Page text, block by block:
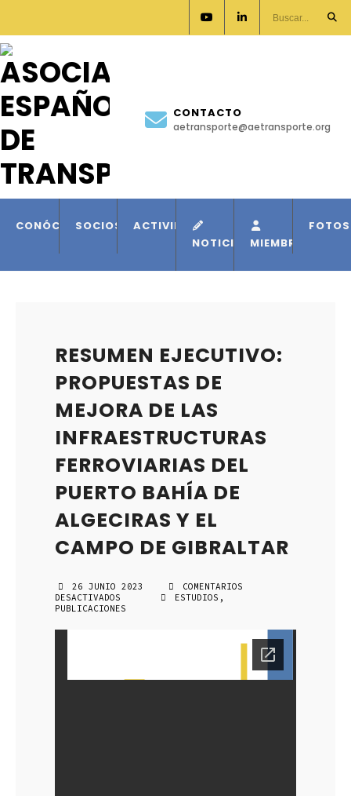
CONTACTO
aetransporte@aetransporte.org
CONÓCENOSSOCIOS
ACTIVIDADES
NOTICIAS MIEMBROS
FOTOS
RESUMEN EJECUTIVO:
PROPUESTAS DE
MEJORA DE LAS
INFRAESTRUCTURAS
FERROVIARIAS DEL
PUERTO BAHÍA DE
ALGECIRAS Y EL
CAMPO DE GIBRALTAR
26 JUNIO 2023
COMENTARIOS
DESACTIVADOS
RESUMEN
ESTUDIOS ,
PUBLICACIONES